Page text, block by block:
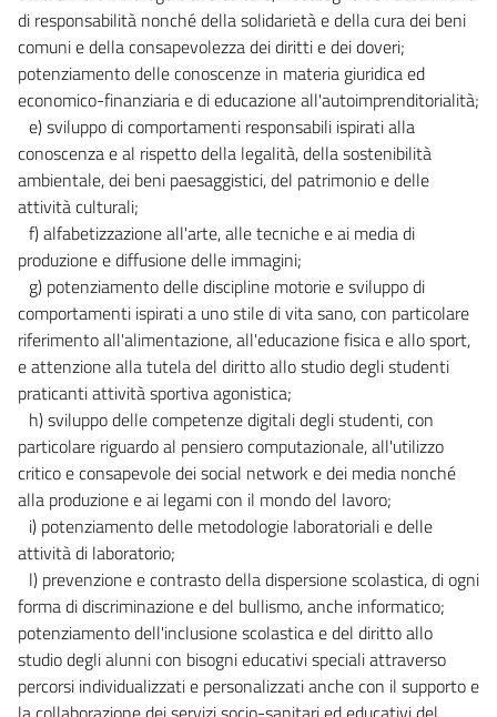
di responsabilità nonché della solidarietà e della cura dei beni
comuni e della consapevolezza dei diritti e dei doveri;
potenziamento delle conoscenze in materia giuridica ed
economico-finanziaria e di educazione all'autoimprenditorialità;
e) sviluppo di comportamenti responsabili ispirati alla
conoscenza e al rispetto della legalità, della sostenibilità
ambientale, dei beni paesaggistici, del patrimonio e delle
attività culturali;
f) alfabetizzazione all'arte, alle tecniche e ai media di
produzione e diffusione delle immagini;
g) potenziamento delle discipline motorie e sviluppo di
comportamenti ispirati a uno stile di vita sano, con particolare
riferimento all'alimentazione, all'educazione fisica e allo sport,
e attenzione alla tutela del diritto allo studio degli studenti
praticanti attività sportiva agonistica;
h) sviluppo delle competenze digitali degli studenti, con
particolare riguardo al pensiero computazionale, all'utilizzo
critico e consapevole dei social network e dei media nonché
alla produzione e ai legami con il mondo del lavoro;
i) potenziamento delle metodologie laboratoriali e delle
attività di laboratorio;
l) prevenzione e contrasto della dispersione scolastica, di ogni
forma di discriminazione e del bullismo, anche informatico;
potenziamento dell'inclusione scolastica e del diritto allo
studio degli alunni con bisogni educativi speciali attraverso
percorsi individualizzati e personalizzati anche con il supporto e